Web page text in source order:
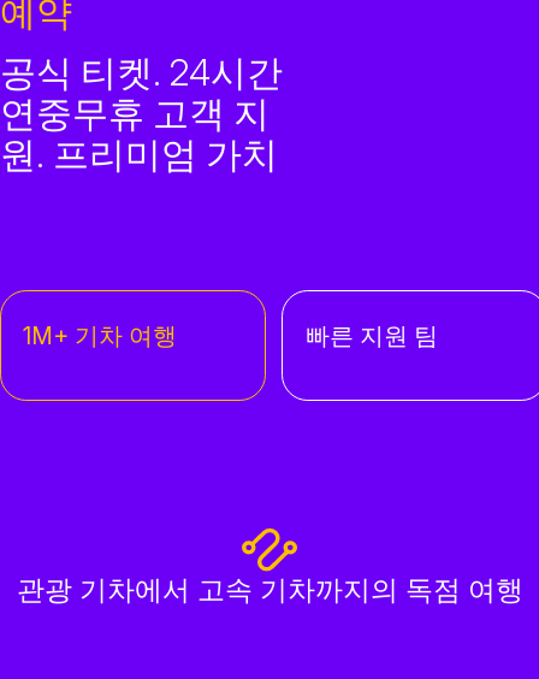
예약
공식 티켓. 24시간
연중무휴 고객 지
원. 프리미엄 가치
1M+ 기차 여행 빠른 지원 팀
관광 기차에서 고속 기차까지의 독점 여행